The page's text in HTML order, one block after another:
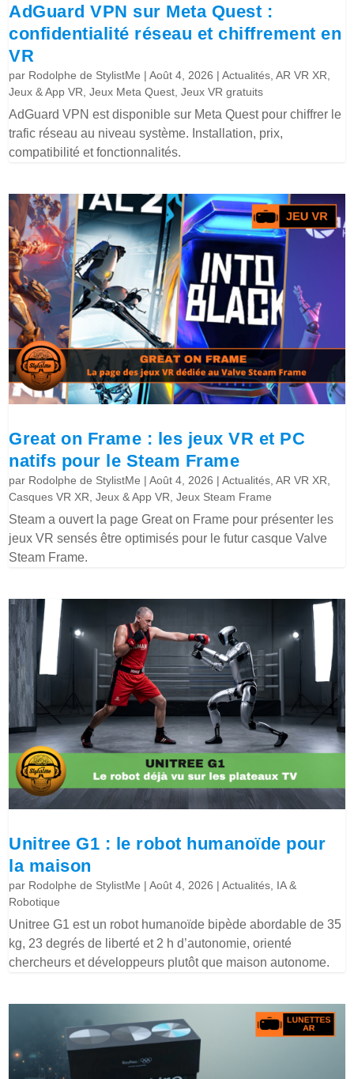
AdGuard VPN sur Meta Quest :
confidentialité réseau et chiffrement en
VR
par Rodolphe de StylistMe |Août 4, 2026 |Actualités ,AR VR XR
Jeux & App VR ,Jeux Meta Quest ,Jeux VR gratuits
AdGuard VPN est disponible sur Meta Quest pour chiffrer le
trafic réseau au niveau système. Installation, prix,
compatibilité et fonctionnalités.
Great on Frame : les jeux VR et PC
natifs pour le Steam Frame
par Rodolphe de StylistMe |Août 4, 2026 |Actualités ,AR VR XR
Casques VR XR ,Jeux & App VR ,Jeux Steam Frame
Steam a ouvert la page Great on Frame pour présenter les
jeux VR sensés être optimisés pour le futur casque Valve
Steam Frame.
Unitree G1 : le robot humanoïde pour
la maison
par Rodolphe de StylistMe |Août 4, 2026 |Actualités IA &
Robotique
Unitree G1 est un robot humanoïde bipède abordable de 35
kg, 23 degrés de liberté et 2 h d’autonomie, orienté
chercheurs et développeurs plutôt que maison autonome.